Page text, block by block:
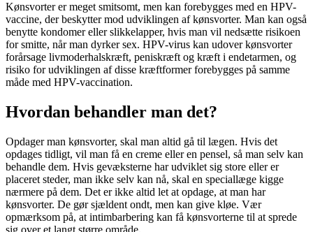
Kønsvorter er meget smitsomt, men kan forebygges med en HPV-
vaccine, der beskytter mod udviklingen af kønsvorter. Man kan også
benytte kondomer eller slikkelapper, hvis man vil nedsætte risikoen
for smitte, når man dyrker sex. HPV-virus kan udover kønsvorter
forårsage livmoderhalskræft, peniskræft og kræft i endetarmen, og
risiko for udviklingen af disse kræftformer forebygges på samme
måde med HPV-vaccination.
Hvordan behandler man det?
Opdager man kønsvorter, skal man altid gå til lægen. Hvis det
opdages tidligt, vil man få en creme eller en pensel, så man selv kan
behandle dem. Hvis gevæksterne har udviklet sig store eller er
placeret steder, man ikke selv kan nå, skal en speciallæge kigge
nærmere på dem. Det er ikke altid let at opdage, at man har
kønsvorter. De gør sjældent ondt, men kan give kløe. Vær
opmærksom på, at intimbarbering kan få kønsvorterne til at sprede